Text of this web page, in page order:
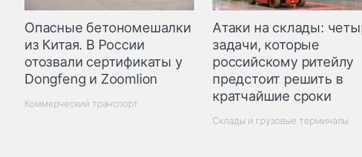
Опасные бетономешалки
из Китая. В России
отозвали сертификаты у
Dongfeng и Zoomlion
Коммерческий транспорт
Атаки на склады:
задачи, которые
российскому ритейлу
предстоит решить в
кратчайшие сроки
Склады и грузовые терминалы